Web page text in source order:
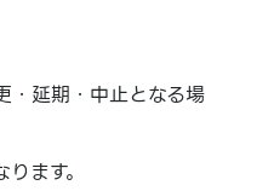
延期・ 中止となる場
ます。